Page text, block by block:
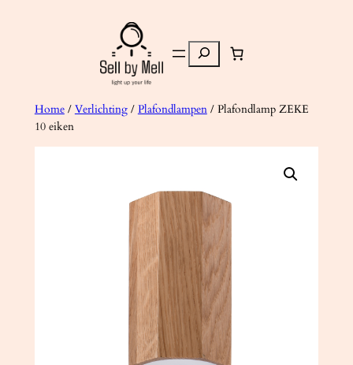
Zoeken
Home/ Verlichting/ Plafondlampen/ Plafondlamp ZEKE
10 eiken